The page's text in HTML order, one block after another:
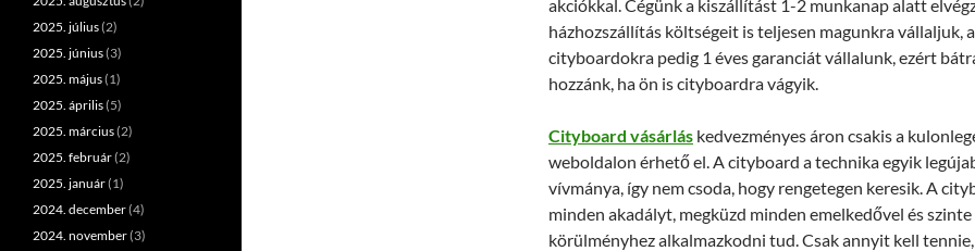
akciókkal. Cégünk a kiszállítást 1-2 munkanap alatt
házhozszállítás költségeit is teljesen magunkra vállaljuk, a
cityboardokra pedig 1 éves garanciát vállalunk, ezért
hozzánk, ha ön is cityboardra vágyik.
Cityboard vásárlás kedvezményes áron csakis a
weboldalon érhető el. A cityboard a technika egyik
vívmánya, így nem csoda, hogy rengetegen keresik. A
minden akadályt, megküzd minden emelkedővel és
körülményhez alkalmazkodni tud. Csak annyit kell
2025. július(2)
2025. június(3)
2025. május(1)
2025. április(5)
2025. március(2)
2025. február(2)
2025. január(1)
2024. december(4)
2024. november(3)